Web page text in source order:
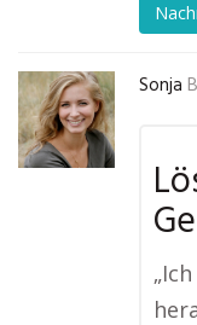
Sonja